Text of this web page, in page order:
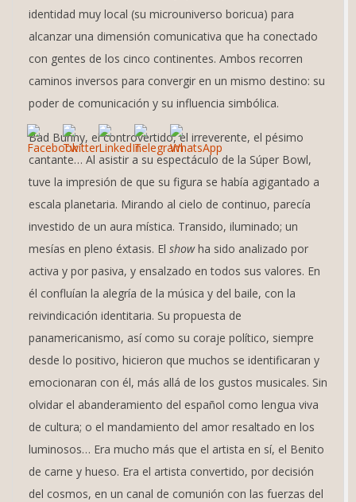
identidad muy local (su microuniverso boricua) para
alcanzar una dimensión comunicativa que ha conectado
con gentes de los cinco continentes. Ambos recorren
caminos inversos para convergir en un mismo destino: su
poder de comunicación y su influencia simbólica.
Bad Bunny, el controvertido, el irreverente, el pésimo
cantante… Al asistir a su espectáculo de la Súper Bowl,
tuve la impresión de que su figura se había agigantado a
escala planetaria. Mirando al cielo de continuo, parecía
investido de un aura mística. Transido, iluminado; un
mesías en pleno éxtasis. El showha sido analizado por
activa y por pasiva, y ensalzado en todos sus valores. En
él confluían la alegría de la música y del baile, con la
reivindicación identitaria. Su propuesta de
panamericanismo, así como su coraje político, siempre
desde lo positivo, hicieron que muchos se identificaran y
emocionaran con él, más allá de los gustos musicales. Sin
olvidar el abanderamiento del español como lengua viva
de cultura; o el mandamiento del amor resaltado en los
luminosos… Era mucho más que el artista en sí, el Benito
de carne y hueso. Era el artista convertido, por decisión
del cosmos, en un canal de comunión con las fuerzas del